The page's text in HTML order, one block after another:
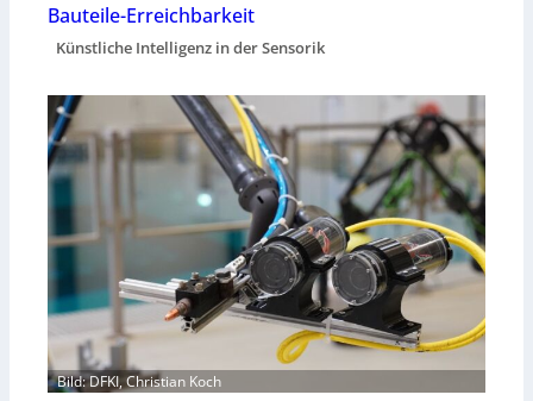
Bauteile-Erreichbarkeit
Künstliche Intelligenz in der Sensorik
Bild: DFKI, Christian Koch